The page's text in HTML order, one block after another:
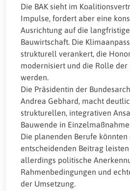
Die BAK sieht im
Impulse, fordert aber eine
Ausrichtung auf die
Bauwirtschaft. Die
strukturell verankert, die
modernisiert und die Rolle
werden.
Die Präsidentin der
Andrea Gebhard, macht
strukturellen, integrativen
Bauwende in
Die planenden Berufe könnten
entscheidenden Beitrag
allerdings politische
Rahmenbedingungen und
der Umsetzung.